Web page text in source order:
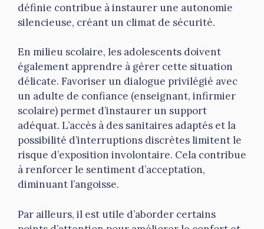
définie contribue à instaurer une autonomie
silencieuse, créant un climat de sécurité.
En milieu scolaire, les adolescents doivent
également apprendre à gérer cette situation
délicate. Favoriser un dialogue privilégié avec
un adulte de confiance (enseignant, infirmier
scolaire) permet d’instaurer un support
adéquat. L’accès à des sanitaires adaptés et la
possibilité d’interruptions discrètes limitent le
risque d’exposition involontaire. Cela contribue
à renforcer le sentiment d’acceptation,
diminuant l’angoisse.
Par ailleurs, il est utile d’aborder certains